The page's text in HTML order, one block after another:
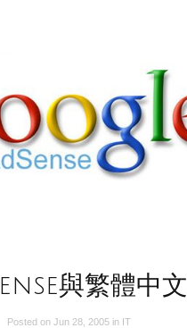
與繁體中文
Posted on Jun 28, 2005 in IT